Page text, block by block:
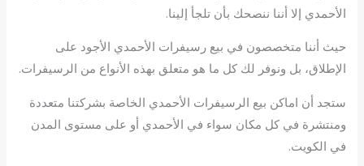
الأحمدي إلا أننا ننصحك بأن تلجأ إلينا.
حيث أننا متخصصون في بيع رسيفرات الأحمدي الأجود على
الإطلاق، بل ونوفر لك كل ما هو متعلق بهذه الأنواع من الرسيفرات.
ستجد أن اماكن بيع الرسيفرات الأحمدي الخاصة بشركتنا متعددة
ومنتشرة في كل مكان سواء في الأحمدي أو على مستوى المدن
في الكويت.